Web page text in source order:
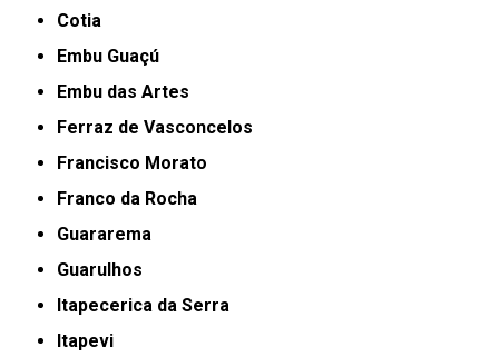
Cotia
Embu Guaçú
Embu das Artes
Ferraz de Vasconcelos
Francisco Morato
Franco da Rocha
Guararema
Guarulhos
Itapecerica da Serra
Itapevi